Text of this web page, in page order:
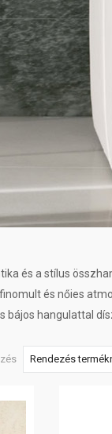
és a stílus
és nőies
bájos hangulattal
Rendezés